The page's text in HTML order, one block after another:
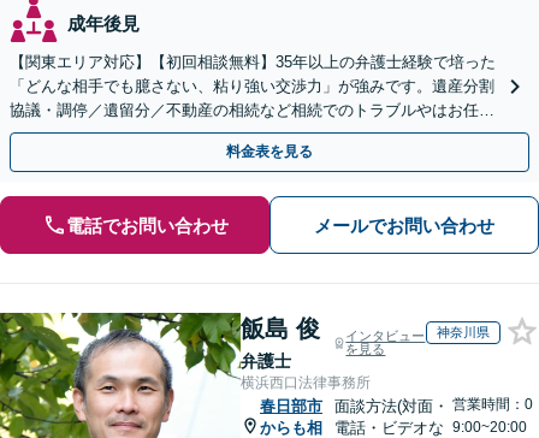
成年後見
【関東エリア対応】【初回相談無料】35年以上の弁護士経験で培った
「どんな相手でも臆さない、粘り強い交渉力」が強みです。遺産分割
協議・調停／遺留分／不動産の相続など相続でのトラブルやはお任せ
ください。遺言書や生前贈与など生前対策にも注力
料金表を見る
電話でお問い合わせ メールでお問い合わせ
飯島 俊
弁護士
インタビュー
を見る
神奈川県
横浜西口法律事務所
春日部市
からも相
面談方法(対面・
電話・ビデオな
営業時間：0
9:00~20:00